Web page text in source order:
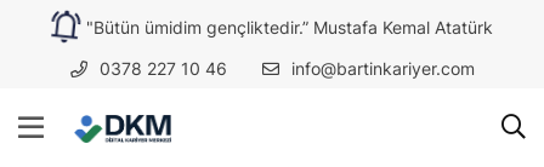
"Bütün ümidim gençliktedir.” Mustafa Kemal Atatürk
0378 227 10 46 info@bartinkariyer.com